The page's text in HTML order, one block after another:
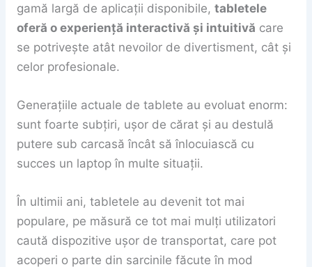
gamă largă de aplicații disponibile, tabletele
oferă o experiență interactivă și intuitivă care
se potrivește atât nevoilor de divertisment, cât și
celor profesionale.
Generațiile actuale de tablete au evoluat enorm:
sunt foarte subțiri, ușor de cărat și au destulă
putere sub carcasă încât să înlocuiască cu
succes un laptop în multe situații.
În ultimii ani, tabletele au devenit tot mai
populare, pe măsură ce tot mai mulți utilizatori
caută dispozitive ușor de transportat, care pot
acoperi o parte din sarcinile făcute în mod